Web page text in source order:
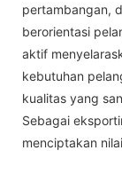
pertambangan,
berorientasi
aktif
kebutuhan
kualitas yang
Sebagai
menciptakan